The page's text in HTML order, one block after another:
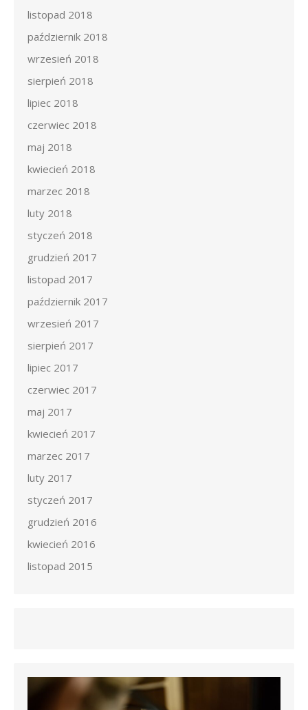
listopad 2018
październik 2018
wrzesień 2018
sierpień 2018
lipiec 2018
czerwiec 2018
maj 2018
kwiecień 2018
marzec 2018
luty 2018
styczeń 2018
grudzień 2017
listopad 2017
październik 2017
wrzesień 2017
sierpień 2017
lipiec 2017
czerwiec 2017
maj 2017
kwiecień 2017
marzec 2017
luty 2017
styczeń 2017
grudzień 2016
kwiecień 2016
listopad 2015